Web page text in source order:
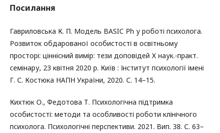
Посилання
Гавриловська К. П. Модель BASIC Ph у роботі психолога.
Розвиток обдарованої особистості в освітньому
просторі: ціннісний вимір: тези доповідей Х наук.-практ.
семінару, 23 квітня 2020 р. Київ : Інститут психології імені
Г. С. Костюка НАПН України, 2020. С. 14–15.
Кихтюк О., Федотова Т. Психологічна підтримка
особистості: методи та особливості роботи клінічного
психолога. Психологічні перспективи. 2021. Вип. 38. С. 63–